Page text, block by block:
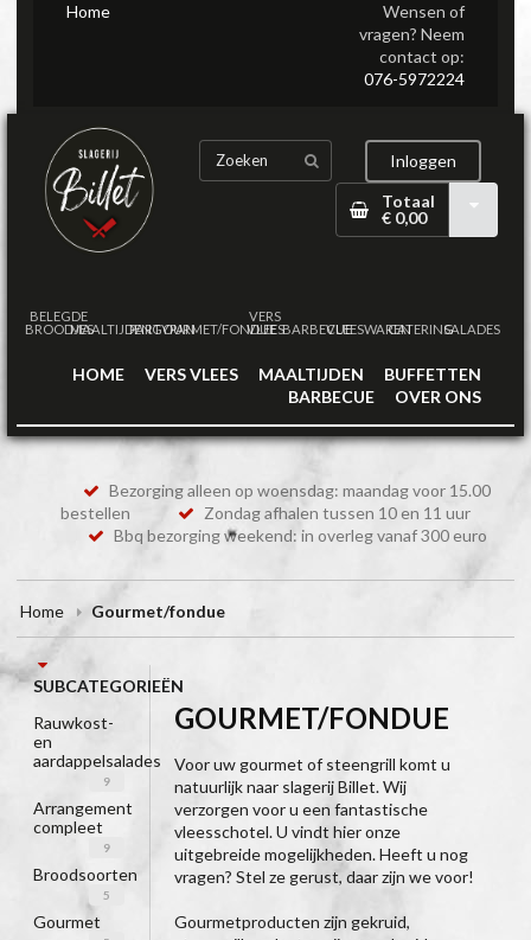
Home
Wensen of
vragen? Neem
contact op:
076-5972224
Inloggen
Totaal
€ 0,00
BELEGDE
BROODJESMAALTIJDENPARTYPAN
GOURMET/FONDUE
VERS
VLEESBARBECUEVLEESWARENCATERINGSALADES
HOME VERS VLEES MAALTIJDEN
BUFFETTEN
BARBECUE
OVER ONS
Bezorging alleen op woensdag: maandag voor 15.00
bestellen
Zondag afhalen tussen 10 en 11 uur
Bbq bezorging weekend: in overleg vanaf 300 euro
Home Gourmet/fondue
SUBCATEGORIEËN
Rauwkost-
en
aardappelsalades
9
Arrangement
compleet
9
Broodsoorten
5
Gourmet
GOURMET/FONDUE
Voor uw gourmet of steengrill komt u
natuurlijk naar slagerij Billet. Wij
verzorgen voor u een fantastische
vleesschotel. U vindt hier onze
uitgebreide mogelijkheden. Heeft u nog
vragen? Stel ze gerust, daar zijn we voor!
Gourmetproducten zijn gekruid,